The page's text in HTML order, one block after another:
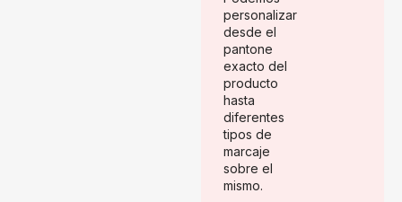
personalizar
desde el
pantone
exacto del
producto
hasta
diferentes
tipos de
marcaje
sobre el
mismo.